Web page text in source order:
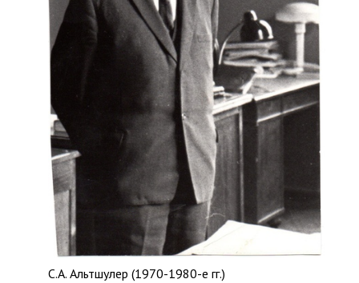
С.А. Альтшулер (1970-1980-е гг.)